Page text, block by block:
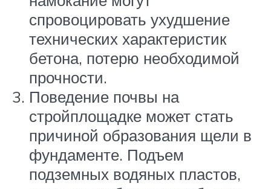
спровоцировать ухудшение
технических характеристик
бетона, потерю необходимой
прочности.
Поведение почвы на
стройплощадке может стать
причиной образования щели в
фундаменте. Подъем
подземных водяных пластов,